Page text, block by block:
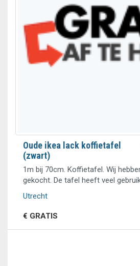
Oude ikea lack koffietafel
(zwart)
1m bij 70cm. Koffietafel. Wij
gekocht. De tafel heeft veel
Utrecht
€ GRATIS